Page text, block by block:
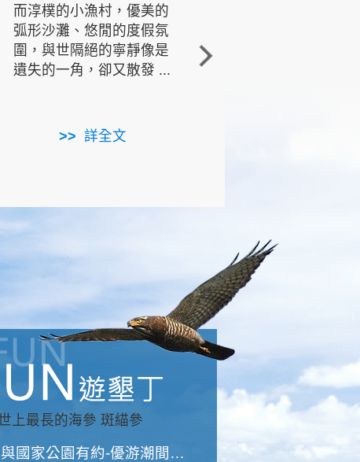
而淳樸的小漁村，優美的
弧形沙灘、悠閒的度假氛
圍，與世隔絕的寧靜像是
遺失的一角，卻又散發 ...
詳全文
角的端點，冬季海浪拍打
著礁岸，旺盛的侵蝕作
與國家公園有約-優游潮間探險者
世界地球清潔日 墾管處辦理「2026年墾丁國家公園沙灘淨灘活動